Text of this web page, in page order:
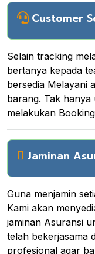
Customer
Selain tracking
bertanya kepada
bersedia Melayani
barang. Tak
melakukan
Jaminan
Guna menjamin
Kami akan
jaminan Asuransi
telah bekerjasama
profesional agar